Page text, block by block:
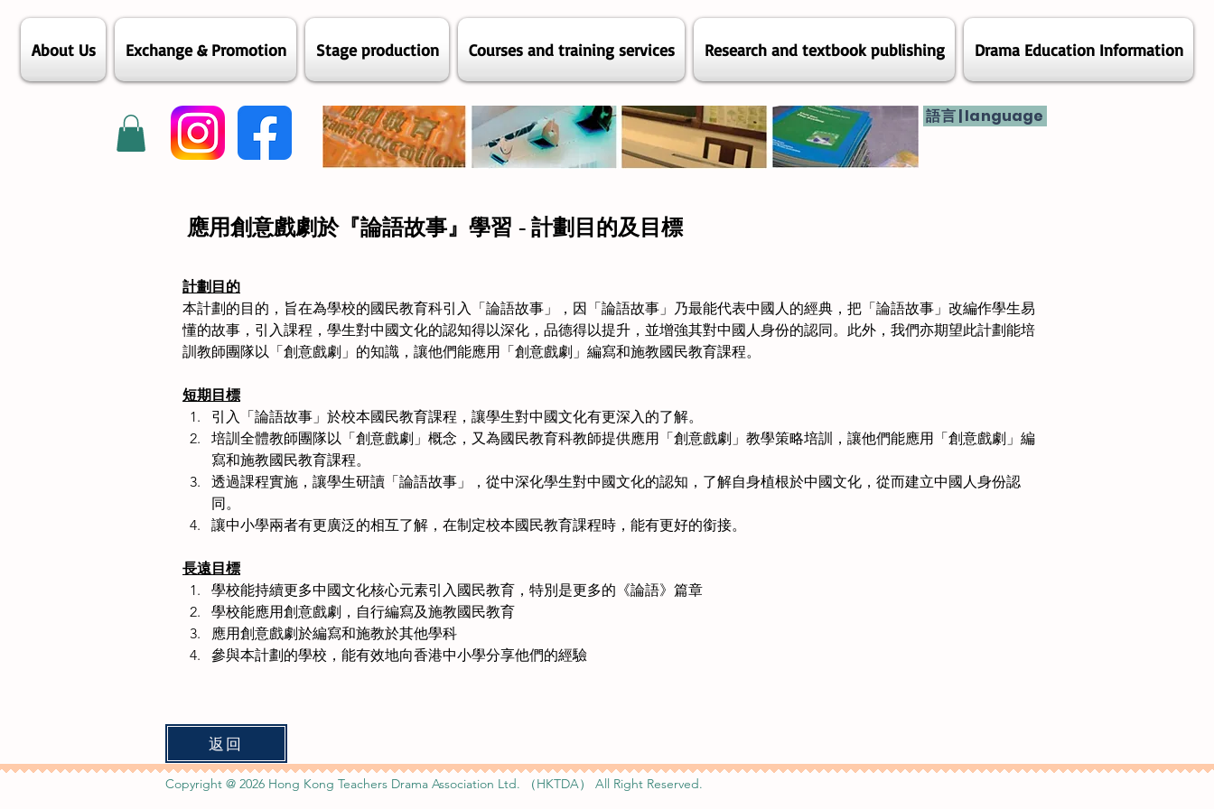
About Us Exchange & Promotion Stage production Courses and training services Research and textbook publishing Drama Education Information
語言 | language
應用創意戲劇於『論語故事』學習 - 計劃目的及目標
計劃目的
本計劃的目的，旨在為學校的國民教育科引入「論語故事」，因「論語故事」乃最能代表中國人的經典，把「論語故事」改編作學生易
懂的故事，引入課程，學生對中國文化的認知得以深化，品德得以提升，並增強其對中國人身份的認同。此外，我們亦期望此計劃能培
訓教師團隊以「創意戲劇」的知識，讓他們能應用「創意戲劇」編寫和施教國民教育課程。
短期目標
引入「論語故事」於校本國民教育課程，讓學生對中國文化有更深入的了解。
培訓全體教師團隊以「創意戲劇」概念，又為國民教育科教師提供應用「創意戲劇」教學策略培訓，讓他們能應用「創意戲劇」編
寫和施教國民教育課程。
透過課程實施，讓學生研讀「論語故事」，從中深化學生對中國文化的認知，了解自身植根於中國文化，從而建立中國人身份認
同。
讓中小學兩者有更廣泛的相互了解，在制定校本國民教育課程時，能有更好的銜接。
長遠目標
學校能持續更多中國文化核心元素引入國民教育，特別是更多的《論語》篇章
學校能應用創意戲劇，自行編寫及施教國民教育
應用創意戲劇於編寫和施教於其他學科
參與本計劃的學校，能有效地向香港中小學分享他們的經驗
返回
Copyright @ 2026 Hong Kong Teachers Drama Association Ltd. （HKTDA） All Right Reserved.